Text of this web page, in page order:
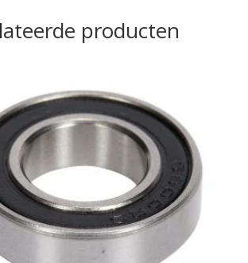
producten